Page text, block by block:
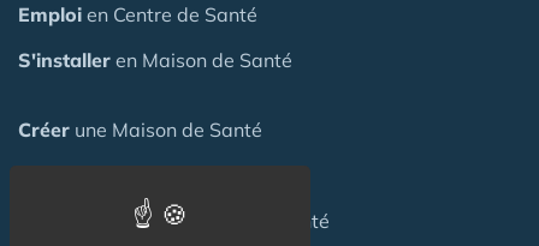
Emploi en Centre de Santé
S'installer en Maison de Santé
Créer une Maison de Santé
dans une Maison de Santé